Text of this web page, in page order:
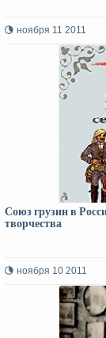
ноября 11 2011
Союз грузин в
творчества
ноября 10 2011